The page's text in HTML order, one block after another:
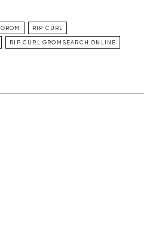
GROM RIP CURL
RIP CURL GROMSEARCH ONLINE